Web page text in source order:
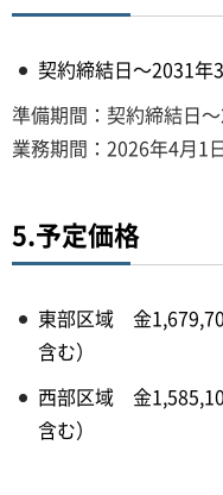
契約締結日～2031年
準備期間：契約締結日
業務期間：2026年4月1
5.予定価格
東部区域 金
含む）
西部区域 金
含む）